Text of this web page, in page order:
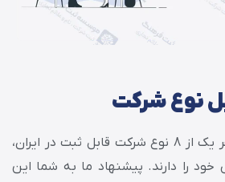
نوع شرکت
همانطور که می‌دانید هر یک از 8 نوع شرکت قابل ثبت در ایران،
را دارند. پیشنهاد ما به شما این